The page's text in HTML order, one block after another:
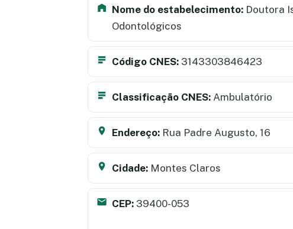
Nome do estabelecimento: Doutora
Odontológicos
Código CNES: 3143303846423
Classificação CNES: Ambulatório
Endereço: Rua Padre Augusto, 16
Cidade: Montes Claros
CEP: 39400-053